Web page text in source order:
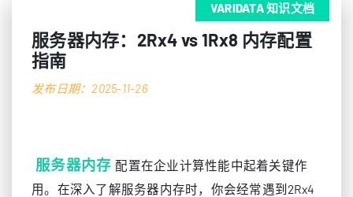
VARIDATA 知识文档
服务器内存：2Rx4 vs 1Rx8 内存配置
指南
发布日期：2025-11-26
服务器内存 配置在企业计算性能中起着关键作
用。在深入了解服务器内存时，你会经常遇到2Rx4